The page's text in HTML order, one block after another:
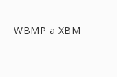
WBMP a XBM